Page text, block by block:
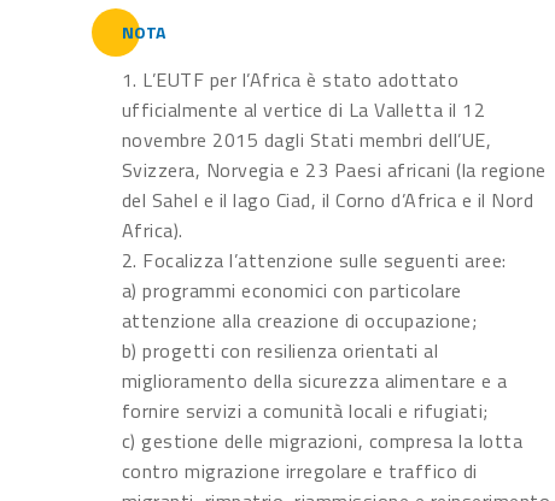
NOTA
1. L’EUTF per l’Africa è stato adottato
ufficialmente al vertice di La Valletta il 12
novembre 2015 dagli Stati membri dell’UE,
Svizzera, Norvegia e 23 Paesi africani (la regione
del Sahel e il lago Ciad, il Corno d’Africa e il Nord
Africa).
2. Focalizza l’attenzione sulle seguenti aree:
a) programmi economici con particolare
attenzione alla creazione di occupazione;
b) progetti con resilienza orientati al
miglioramento della sicurezza alimentare e a
fornire servizi a comunità locali e rifugiati;
c) gestione delle migrazioni, compresa la lotta
contro migrazione irregolare e traffico di